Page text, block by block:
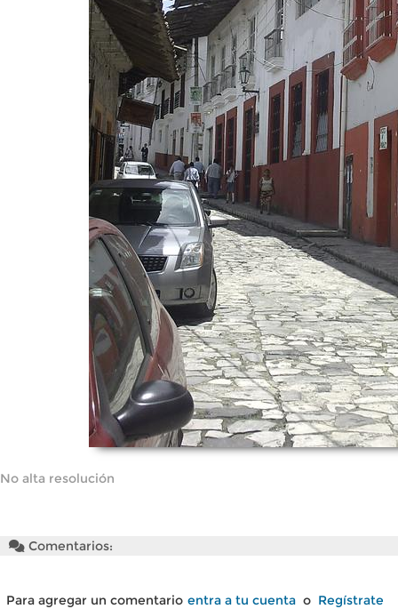
No alta resolución
Comentarios:
Para agregar un comentario entra a tu cuenta o Regístrate